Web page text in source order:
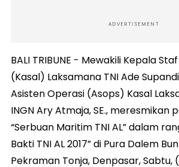
ADVERTISEMENT
BALI TRIBUNE - Mewakili Kepala
(Kasal) Laksamana TNI Ade Supandi,
Asisten Operasi (Asops) Kasal
INGN Ary Atmaja, SE., meresmikan
“Serbuan Maritim TNI AL” dalam
Bakti TNI AL 2017” di Pura Dalem
Pekraman Tonja, Denpasar, Sabtu,